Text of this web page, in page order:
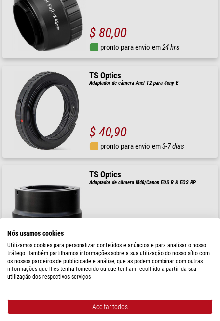
$ 80,00
pronto para envio em24 hrs
TS Optics
Adaptador de câmera Anel T2 para Sony E
$ 40,90
pronto para envio em3-7 dias
TS Optics
Adaptador de câmera M48/Canon EOS R & EOS RP
pronto para envio em3-7 dias
Explore Scientific
Nós usamos cookies
Utilizamos cookies para personalizar conteúdos e anúncios e para analisar o nosso
tráfego. Também partilhamos informações sobre a sua utilização do nosso sítio com
os nossos parceiros de publicidade e análise, que as podem combinar com outras
informações que lhes tenha fornecido ou que tenham recolhido a partir da sua
utilização dos respectivos serviços
Aceitar todos